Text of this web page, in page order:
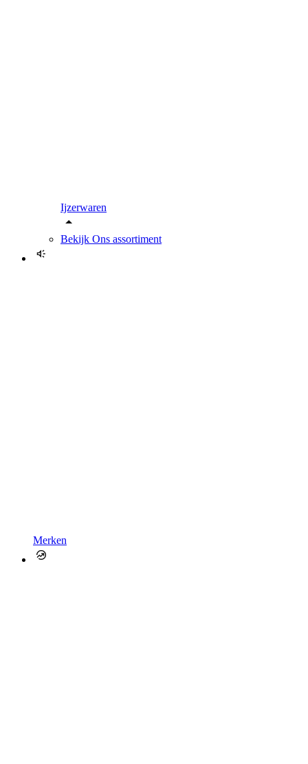
Ijzerwaren
Bekijk Ons assortiment
Merken